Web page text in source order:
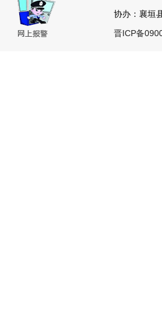
协办：襄垣
晋ICP备